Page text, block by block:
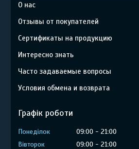
О нас
Отзывы от покупателей
Сертификаты на продукцию
Интересно знать
Часто задаваемые вопросы
Условия обмена и возврата
Графік роботи
Понеділок 09:00
21:00
Вівторок
09:00
21:00